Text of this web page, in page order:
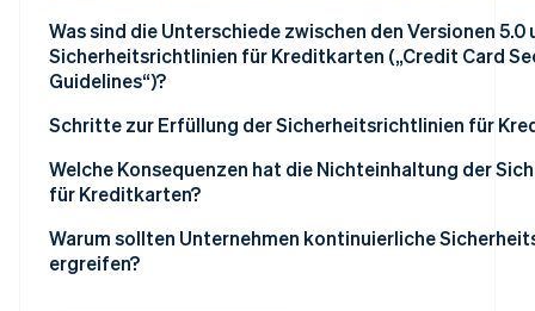
Jetzt ansehen
Was sind die Unterschiede zwischen den Versionen 5.0
Sicherheitsrichtlinien für Kreditkarten („Credit Card
Guidelines“)?
Maßnahmen zur Verhinderung des Diebstahls von
Betrugsvorbeugung zur Verhinderung der
Einführung von EMV 3D Secure
Schritte zur Erfüllung der Sicherheitsrichtlinien für
Aktuellen Status und Compliance Lücken bewerten
Regelmäßige Prüfungen und Mitarbeiterschulungen
Welche Konsequenzen hat die Nichteinhaltung der
für Kreditkarten?
Datenlecks und Vertrauensverlust
Finanzielle Verluste und Rückbuchungen
Warum sollten Unternehmen kontinuierliche
ergreifen?